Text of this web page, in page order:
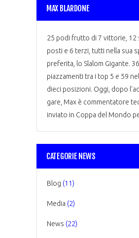
MAX BLARDONE
25 podi frutto di 7 vittorie, 12
posti e 6 terzi, tutti nella sua
preferita, lo Slalom Gigante. 36
piazzamenti tra i top 5 e 59
dieci posizioni. Oggi, dopo
gare, Max è commentatore
inviato in Coppa del Mondo
CATEGORIE NEWS
Blog (11)
Media (2)
News (22)